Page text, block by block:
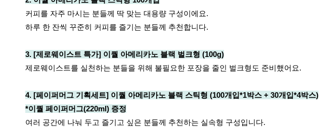
커피를 자주 마시는 분들께 딱 맞는 대용량 구성이에요.
하루 한 잔씩 꾸준히 커피를 즐기는 분들께 추천합니다.
3. [제로웨이스트 특가] 이퀄 아메리카노 블랙 벌크형 (100g)
제로웨이스트를 실천하는 분들을 위해 불필요한 포장을 줄인 벌크형도 준비했어요.
4. [페이퍼머그 기획세트] 이퀄 아메리카노 블랙 스틱형 (100개입*1박스 + 30개입*4박스)
*이퀄 페이퍼머그(220ml) 증정
여러 공간에 나눠 두고 즐기고 싶은 분들께 추천하는 실속형 구성입니다.